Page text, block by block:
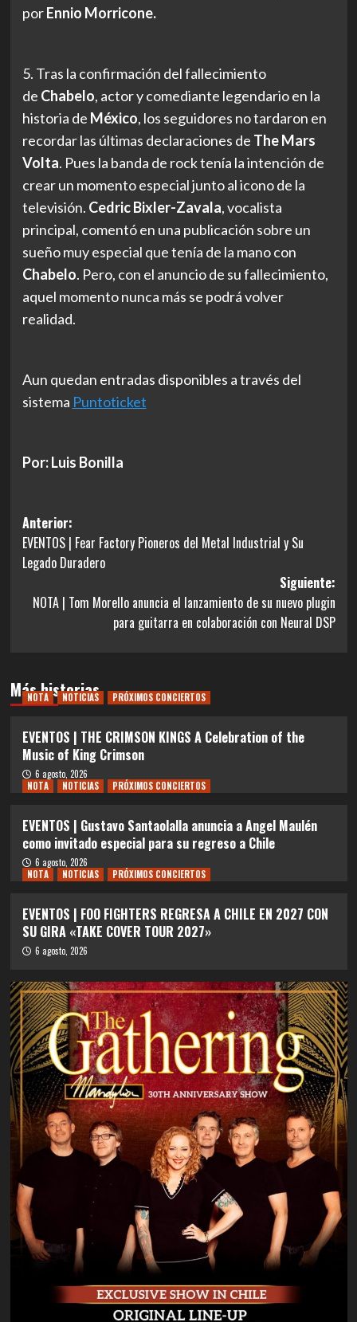
porEnnio Morricone.
5. Tras la confirmación del fallecimiento
de Chabelo, actor y comediante legendario en la
historia de México, los seguidores no tardaron en
recordar las últimas declaraciones de The Mars
Volta. Pues la banda de rock tenía la intención de
crear un momento especial junto al icono de la
televisión. Cedric Bixler-Zavala, vocalista
principal, comentó en una publicación sobre un
sueño muy especial que tenía de la mano con
Chabelo. Pero, con el anuncio de su fallecimiento,
aquel momento nunca más se podrá volver
realidad.
Aun quedan entradas disponibles a través del
sistema Puntoticket
Por: Luis Bonilla
Navegación
de
entradas
Anterior:
EVENTOS | Fear Factory Pioneros del Metal Industrial y Su
Legado Duradero
Siguiente:
NOTA | Tom Morello anuncia el lanzamiento de su nuevo plugin
para guitarra en colaboración con Neural DSP
Más historias
NOTA NOTICIAS PRÓXIMOS CONCIERTOS
EVENTOS | THE CRIMSON KINGS A Celebration of the
Music of King Crimson
6 agosto, 2026
NOTA
NOTICIAS PRÓXIMOS CONCIERTOS
EVENTOS | Gustavo Santaolalla anuncia a Angel Maulén
como invitado especial para su regreso a Chile
6 agosto, 2026
NOTA
NOTICIAS PRÓXIMOS CONCIERTOS
EVENTOS | FOO FIGHTERS REGRESA A CHILE EN 2027 CON
SU GIRA «TAKE COVER TOUR 2027»
6 agosto, 2026